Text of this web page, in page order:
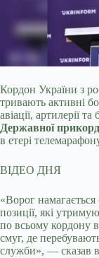
Кордон України з
тривають активні
авіації, артилерії
Державної
в етері
ВІДЕО ДНЯ
«Ворог
позиції, які
по всьому кордону
смуг, де
служби», — сказав